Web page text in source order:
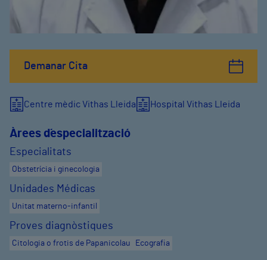
Demanar Cita
Centre mèdic Vithas Lleida Hospital Vithas Lleida
Àrees d´especialització
Especialitats
Obstetrícia i ginecologia
Unidades Médicas
Unitat materno-infantil
Proves diagnòstiques
Citologia o frotis de Papanicolau Ecografia